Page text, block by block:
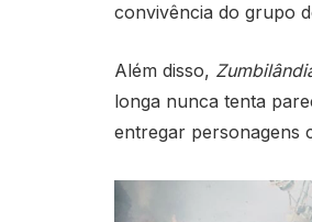
convivência do grupo
Além disso,
longa nunca tenta
entregar personagens